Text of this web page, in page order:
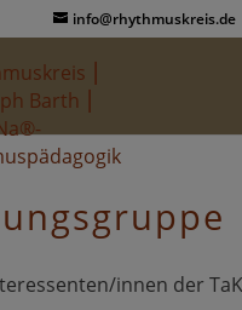
info@rhythmuskreis.de
innen der